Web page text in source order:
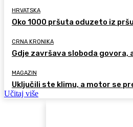
HRVATSKA
Oko 1000 pršuta oduzeto iz
CRNA KRONIKA
Gdje završava sloboda govora,
MAGAZIN
Uključili ste klimu, a motor se
Učitaj više